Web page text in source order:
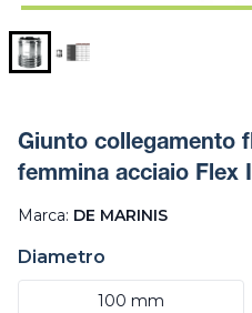
Giunto collegamento
femmina acciaio Flex
Marca: DE MARINIS
Diametro
100 mm